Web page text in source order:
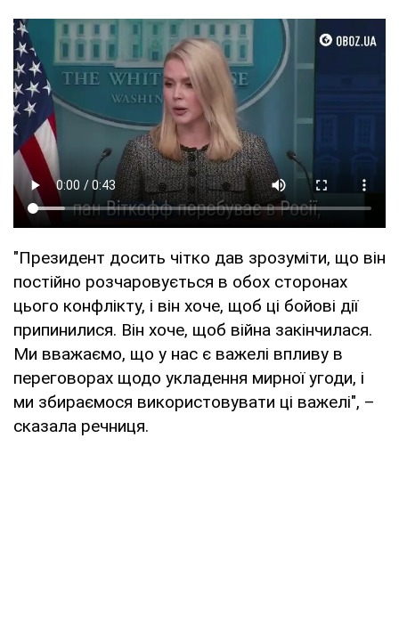
"Президент досить чітко дав зрозуміти, що він
постійно розчаровується в обох сторонах
цього конфлікту, і він хоче, щоб ці бойові дії
припинилися. Він хоче, щоб війна закінчилася.
Ми вважаємо, що у нас є важелі впливу в
переговорах щодо укладення мирної угоди, і
ми збираємося використовувати ці важелі", –
сказала речниця.